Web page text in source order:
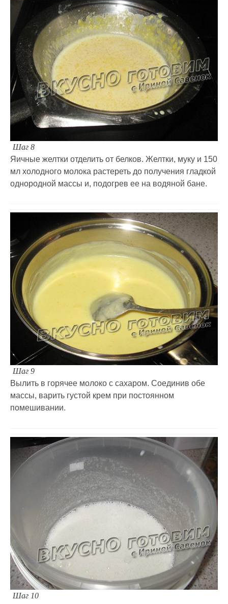
Шаг 8
Яичные желтки отделить от белков. Желтки, муку и 150
мл холодного молока растереть до получения гладкой
однородной массы и, подогрев ее на водяной бане.
Шаг 9
Вылить в горячее молоко с сахаром. Соединив обе
массы, варить густой крем при постоянном
помешивании.
Шаг 10